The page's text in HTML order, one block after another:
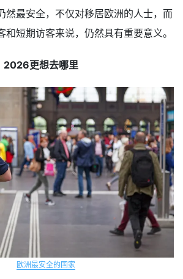
然最安全，不仅对移居欧洲的人士，而
和短期访客来说，仍然具有重要意义。
2026更想去哪里
欧洲最安全的国家